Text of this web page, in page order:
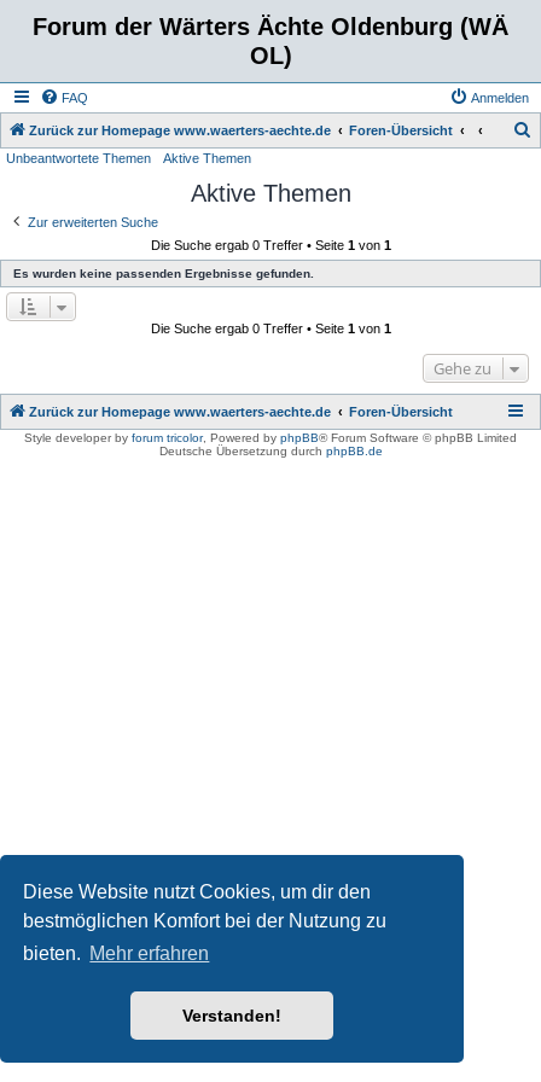
Diese Website nutzt Cookies, um dir den
bestmöglichen Komfort bei der Nutzung zu
bieten. Mehr erfahren
Verstanden!
Forum der Wärters Ächte Oldenburg (WÄ
OL)
FAQ Anmelden
Zurück zur Homepage www.waerters-aechte.de Foren-Übersicht
Unbeantwortete Themen Aktive Themen
Aktive Themen
Zur erweiterten Suche
Die Suche ergab 0 Treffer • Seite 1von 1
Es wurden keine passenden Ergebnisse gefunden.
Die Suche ergab 0 Treffer • Seite 1von 1
Gehe zu
Zurück zur Homepage www.waerters-aechte.de Foren-Übersicht
Style developer by forum tricolor, Powered by phpBB® Forum Software © phpBB Limited
Deutsche Übersetzung durch phpBB.de